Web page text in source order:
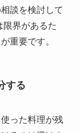
談を検討して
限界があるた
重要です。
する
った料理が残